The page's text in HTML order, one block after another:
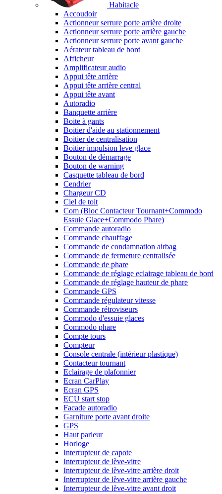
Habitacle
Accoudoir
Actionneur serrure porte arrière droite
Actionneur serrure porte arrière gauche
Actionneur serrure porte avant gauche
Aérateur tableau de bord
Afficheur
Amplificateur audio
Appui tête arrière
Appui tête arrière central
Appui tête avant
Autoradio
Banquette arrière
Boite à gants
Boitier d'aide au stationnement
Boitier de centralisation
Boitier impulsion leve glace
Bouton de démarrage
Bouton de warning
Casquette tableau de bord
Cendrier
Chargeur CD
Ciel de toit
Com (Bloc Contacteur Tournant+Commodo
Essuie Glace+Commodo Phare)
Commande autoradio
Commande chauffage
Commande de condamnation airbag
Commande de fermeture centralisée
Commande de phare
Commande de réglage eclairage tableau de bord
Commande de réglage hauteur de phare
Commande GPS
Commande régulateur vitesse
Commande rétroviseurs
Commodo d'essuie glaces
Commodo phare
Compte tours
Compteur
Console centrale (intérieur plastique)
Contacteur tournant
Eclairage de plafonnier
Ecran CarPlay
Ecran GPS
ECU start stop
Facade autoradio
Garniture porte avant droite
GPS
Haut parleur
Horloge
Interrupteur de capote
Interrupteur de lève-vitre
Interrupteur de lève-vitre arrière droit
Interrupteur de lève-vitre arrière gauche
Interrupteur de lève-vitre avant droit